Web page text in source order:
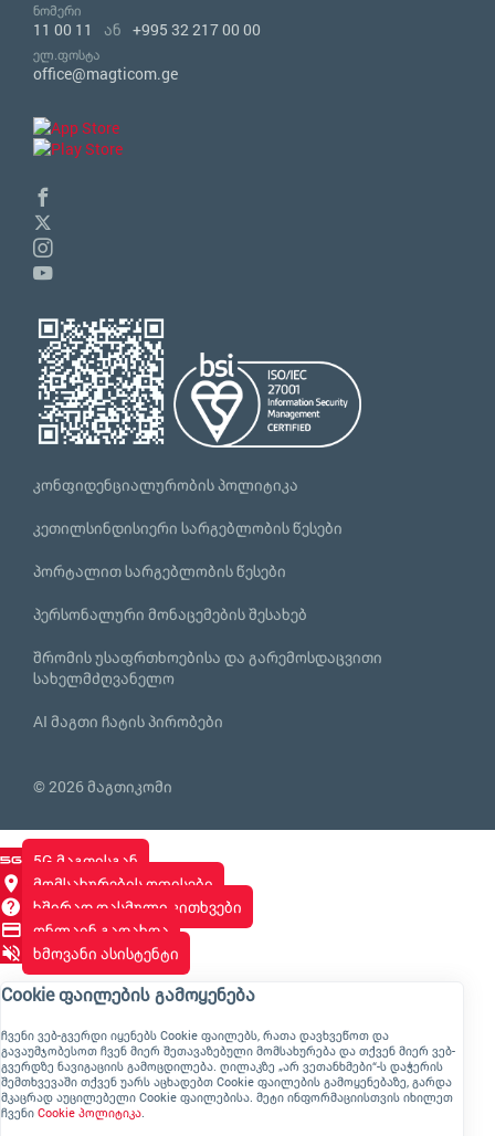
ნომერი
11 00 11 ან +995 32 217 00 00
ელ.ფოსტა
office@magticom.ge
კონფიდენციალურობის პოლიტიკა
კეთილსინდისიერი სარგებლობის წესები
პორტალით სარგებლობის წესები
პერსონალური მონაცემების შესახებ
შრომის უსაფრთხოებისა და გარემოსდაცვითი
სახელმძღვანელო
AI მაგთი ჩატის პირობები
© 2026 მაგთიკომი
5G მაგთისგან
მომსახურების ოფისები
ხშირად დასმული კითხვები
ონლაინ გადახდა
ხმოვანი ასისტენტი
Cookie ფაილების გამოყენება
ჩვენი ვებ-გვერდი იყენებს Cookie ფაილებს, რათა დავხვეწოთ და
გავაუმჯობესოთ ჩვენ მიერ შეთავაზებული მომსახურება და თქვენ მიერ ვებ-
გვერდზე ნავიგაციის გამოცდილება. ღილაკზე „არ ვეთანხმები“-ს დაჭერის
შემთხვევაში თქვენ უარს აცხადებთ Cookie ფაილების გამოყენებაზე, გარდა
მკაცრად აუცილებელი Cookie ფაილებისა. მეტი ინფორმაციისთვის იხილეთ
ჩვენი Cookie პოლიტიკა.